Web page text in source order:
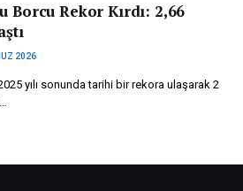
Borcu Rekor Kırdı: 2,66
2026
yılı sonunda tarihi bir rekora ulaşarak 2